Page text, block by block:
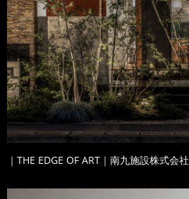
｜THE EDGE OF ART｜南九施設株式会社